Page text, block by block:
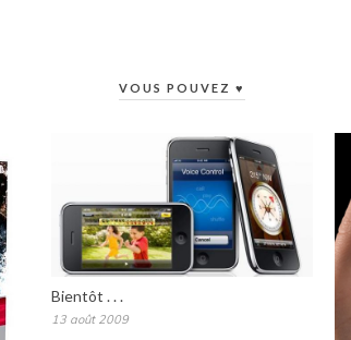
VOUS POUVEZ ♥
Bientôt . . .
13 août 2009